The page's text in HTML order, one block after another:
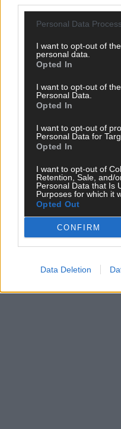
Personal Data
I want to opt-out of
personal data.
Opted In
I want to opt-out of
Personal Data.
Opted In
I want to opt-out of
Personal Data for
Opted In
I want to opt-out of
Retention, Sale, and/
Personal Data that Is
Purposes for which it
Opted Out
CONFIRM
Data Deletion
Abend in Bildern
Mai 2026
CHECK UNS AUF FACEBOOK